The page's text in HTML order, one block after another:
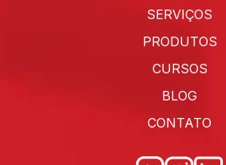
SERVIÇOS
PRODUTOS
CURSOS
BLOG
CONTATO